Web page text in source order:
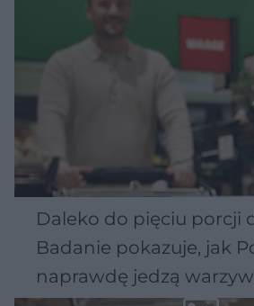
Daleko do pięciu porcji
Badanie pokazuje, jak
naprawdę jedzą